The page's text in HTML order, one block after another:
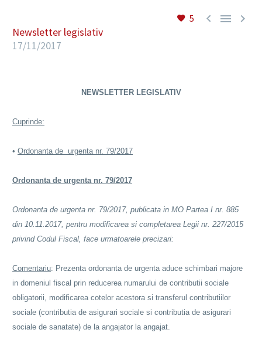
5   
Newsletter legislativ
17/11/2017
NEWSLETTER LEGISLATIV
Cuprinde:
• Ordonanta de urgenta nr. 79/2017
Ordonanta de urgenta nr. 79/2017
Ordonanta de urgenta nr. 79/2017, publicata in MO Partea I nr. 885
din 10.11.2017, pentru modificarea si completarea Legii nr. 227/2015
privind Codul Fiscal, face urmatoarele precizari:
Comentariu: Prezenta ordonanta de urgenta aduce schimbari majore
in domeniul fiscal prin reducerea numarului de contributii sociale
obligatorii, modificarea cotelor acestora si transferul contributiilor
sociale (contributia de asigurari sociale si contributia de asigurari
sociale de sanatate) de la angajator la angajat.